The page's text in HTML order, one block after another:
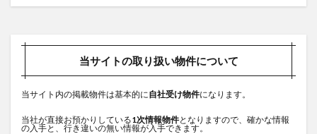
当サイトの取り扱い物件について
当サイト内の掲載物件は基本的に自社受け物件になります。
当社が直接お預かりしている1次情報物件となりますので、確かな情報
の入手と、行き違いの無い情報が入手できます。